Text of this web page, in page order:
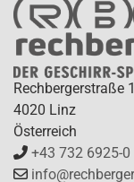
Rechbergerstraße 1
4020 Linz
Österreich
+43 732 6925-0